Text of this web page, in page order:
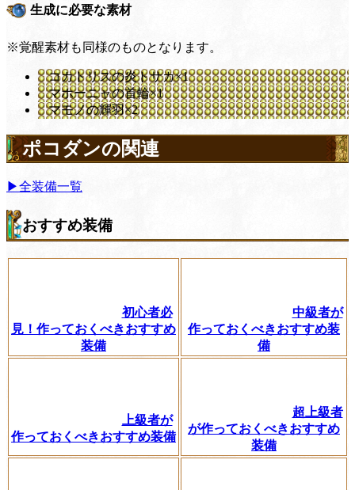
生成に必要な素材
※覚醒素材も同様のものとなります。
コカトリスの炎トサカ×1
マホーニャの首輪×1
マモノの輝羽×2
ポコダンの関連
▶全装備一覧
おすすめ装備
初心者必
見！作っておくべきおすすめ
装備
中級者が
作っておくべきおすすめ装
備
上級者が
作っておくべきおすすめ装備
超上級者
が作っておくべきおすすめ
装備